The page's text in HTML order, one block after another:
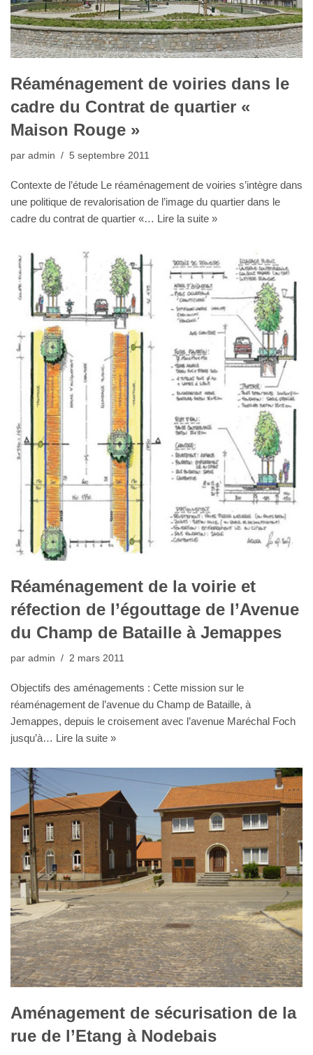
Réaménagement de voiries dans le
cadre du Contrat de quartier «
Maison Rouge »
par admin 5 septembre 2011
Contexte de l’étude Le réaménagement de voiries s’intègre dans
une politique de revalorisation de l’image du quartier dans le
cadre du contrat de quartier «… Lire la suite »
Réaménagement de la voirie et
réfection de l’égouttage de l’Avenue
du Champ de Bataille à Jemappes
par admin 2 mars 2011
Objectifs des aménagements : Cette mission sur le
réaménagement de l’avenue du Champ de Bataille, à
Jemappes, depuis le croisement avec l’avenue Maréchal Foch
jusqu’à… Lire la suite »
Aménagement de sécurisation de la
rue de l’Etang à Nodebais